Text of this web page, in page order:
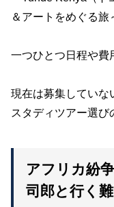
＆アートをめぐる旅
一つひとつ日程や費
現在は募集していな
スタディツアー選び
アフリカ紛
司郎と行く